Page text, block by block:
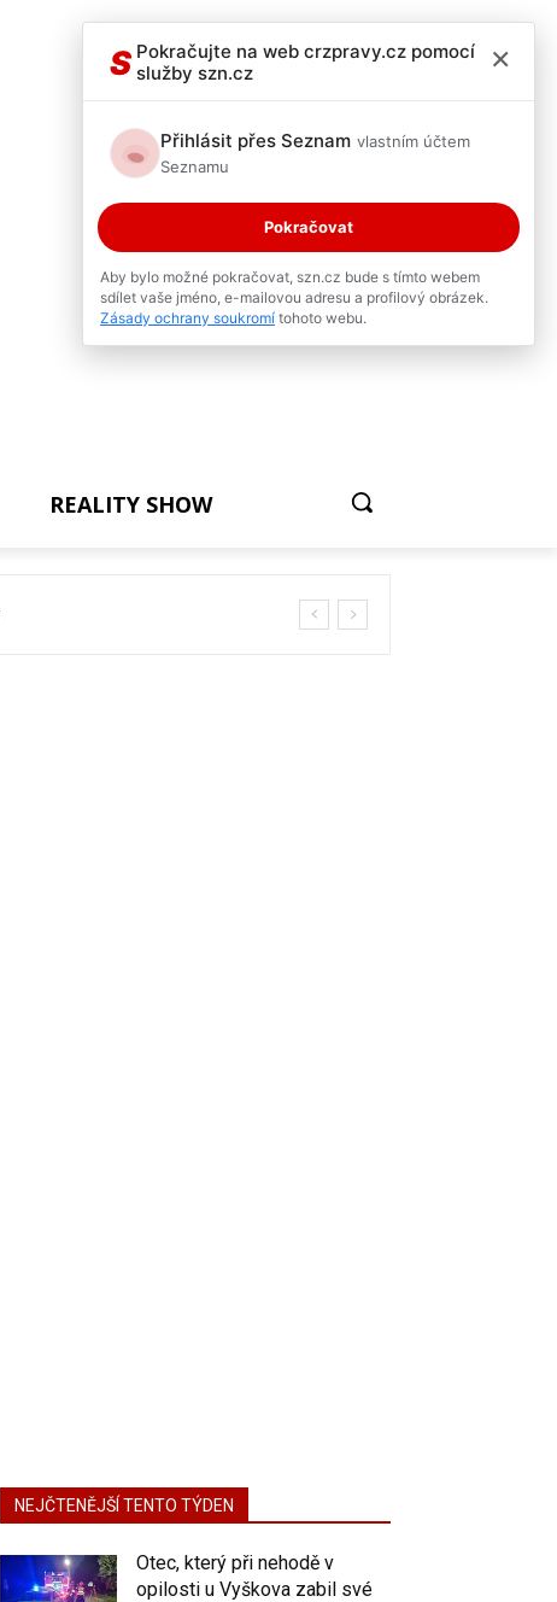
REALITY SHOW
NEJČTENĚJŠÍ TENTO TÝDEN
Otec, který při nehodě v
opilosti u Vyškova zabil své
S Pokračujte na web crzpravy.cz pomocí
služby szn.cz
×
Přihlásit přes Seznam vlastním účtem
Seznamu
Pokračovat
Aby bylo možné pokračovat, szn.cz bude s tímto webem
sdílet vaše jméno, e-mailovou adresu a profilový obrázek.
Zásady ochrany soukromí tohoto webu.